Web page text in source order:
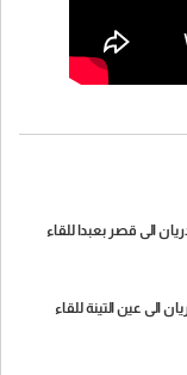
الى قصر بعبدا للقاء
الى عين التينة للقاء